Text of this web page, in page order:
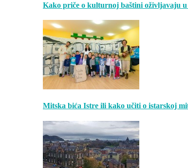
Kako priče o kulturnoj baštini oživljavaju
Mitska bića Istre ili kako učiti o istarskoj